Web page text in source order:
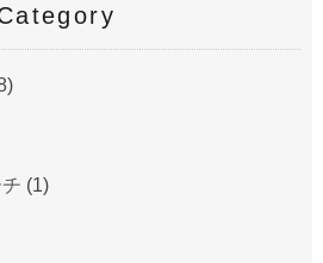
(1)